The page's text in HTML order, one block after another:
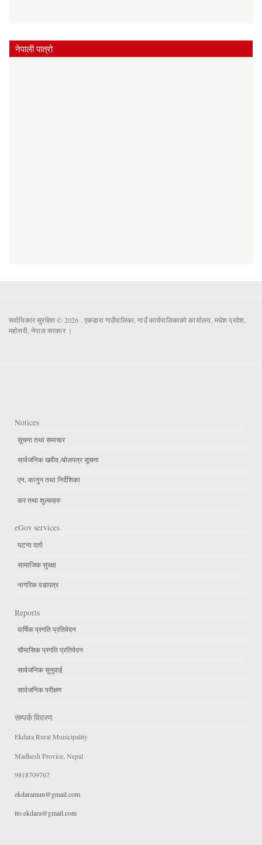
नेपाली पात्रो
सर्वाधिकार सुरक्षित © 2026 . एकडारा गाउँपालिका, गाउँ कार्यपालिकाको कार्यालय, मधेश प्रदेश,
महोत्तरी, नेपाल सरकार ।
Notices
सूचना तथा समाचार
सार्वजनिक खरीद /बोलपत्र सूचना
एन, कानुन तथा निर्देशिका
कर तथा शुल्कहरु
eGov services
घटना दर्ता
सामाजिक सुरक्षा
नागरिक वडापत्र
Reports
वार्षिक प्रगति प्रतिवेदन
चौमासिक प्रगति प्रतिवेदन
सार्वजनिक सुनुवाई
सार्वजनिक परीक्षण
सम्पर्क विवरण
Ekdara Rural Municipality
Madhesh Provice, Nepal
9818709767
ekdaramun@gmail.com
ito.ekdara@gmail.com